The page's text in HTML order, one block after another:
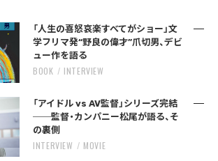
「人生の喜怒哀楽すべてがショー」文
学フリマ発“野良の偉才”爪切男、デビ
ュー作を語る
BOOK INTERVIEW
「アイドル vs AV監督」シリーズ完結
──監督・カンパニー松尾が語る、そ
の裏側
INTERVIEW MOVIE